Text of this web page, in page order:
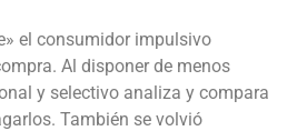
el consumidor impulsivo
Al disponer de menos
y selectivo analiza y compara
También se volvió